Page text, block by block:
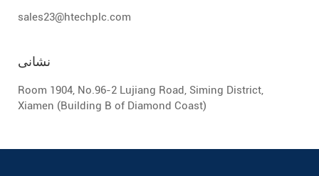
sales23@htechplc.com
نشانی
Room 1904, No.96-2 Lujiang Road, Siming District,
Xiamen (Building B of Diamond Coast)